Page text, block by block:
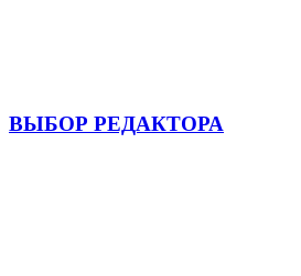
ВЫБОР РЕДАКТОРА